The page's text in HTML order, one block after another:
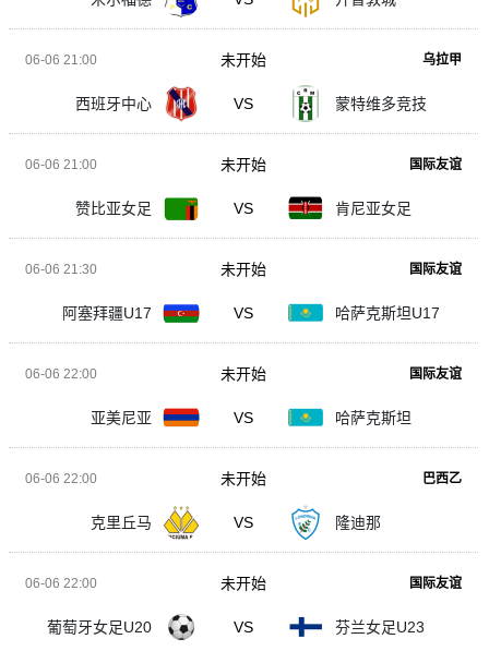
06-06 21:00 乌拉甲
西班牙中心 VS 蒙特维多竞技
未开始
06-06 21:00 国际友谊
赞比亚女足 VS 肯尼亚女足
未开始
06-06 21:30 国际友谊
阿塞拜疆U17 VS 哈萨克斯坦U17
未开始
06-06 22:00 国际友谊
亚美尼亚 VS 哈萨克斯坦
未开始
06-06 22:00 巴西乙
克里丘马 VS 隆迪那
未开始
06-06 22:00 国际友谊
葡萄牙女足U20 VS 芬兰女足U23
未开始